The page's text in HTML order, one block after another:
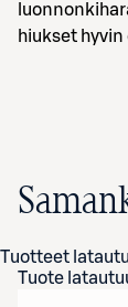
hiukset
Tuotteet
Tuote